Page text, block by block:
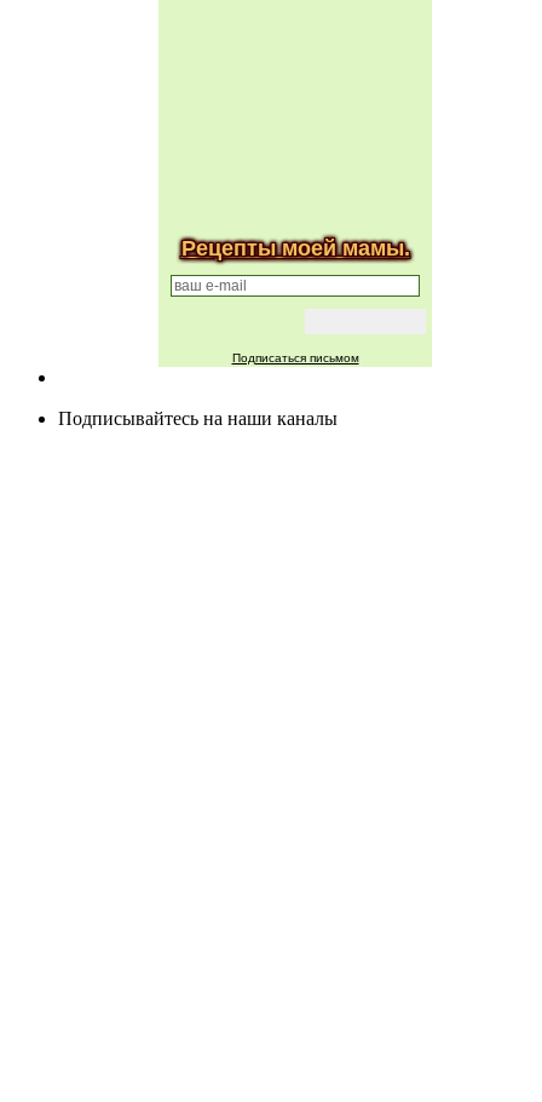
Рецепты моей мамы.
Подписаться письмом
Подписывайтесь на наши каналы